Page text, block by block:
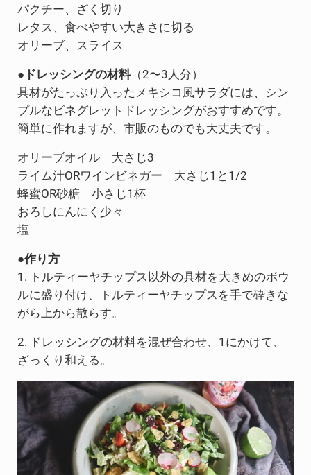
パクチー、ざく切り
レタス、食べやすい大きさに切る
オリーブ、スライス
●ドレッシングの材料（2〜3人分）
具材がたっぷり入ったメキシコ風サラダには、シン
プルなビネグレットドレッシングがおすすめです。
簡単に作れますが、市販のものでも大丈夫です。
オリーブオイル 大さじ3
ライム汁ORワインビネガー 大さじ1と1/2
蜂蜜OR砂糖 小さじ1杯
おろしにんにく少々
塩
●作り方
1. トルティーヤチップス以外の具材を大きめのボウ
ルに盛り付け、トルティーヤチップスを手で砕きな
がら上から散らす。
2. ドレッシングの材料を混ぜ合わせ、1にかけて、
ざっくり和える。